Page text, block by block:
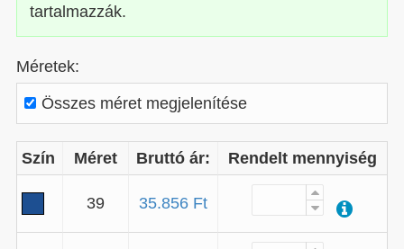
tartalmazzák.
Méretek:
Összes méret megjelenítése
Szín Méret Bruttó ár: Rendelt mennyiség
39 35.856 Ft